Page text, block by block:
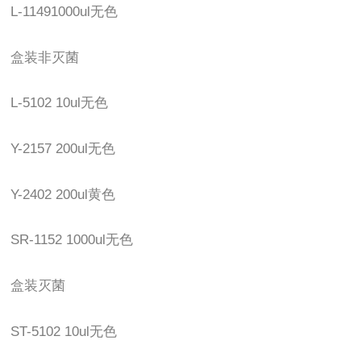
L-11491000ul无色
盒装非灭菌
L-5102 10ul无色
Y-2157 200ul无色
Y-2402 200ul黄色
SR-1152 1000ul无色
盒装灭菌
ST-5102 10ul无色